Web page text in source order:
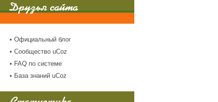
Друзья сайта
Официальный блог
Сообщество uCoz
FAQ по системе
База знаний uCoz